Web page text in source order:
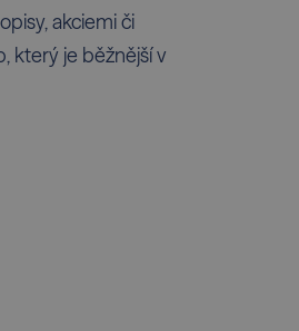
akciemi či
který je běžnější v